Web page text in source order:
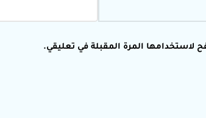
لاستخدامها المرة المقبلة في تعليقي.